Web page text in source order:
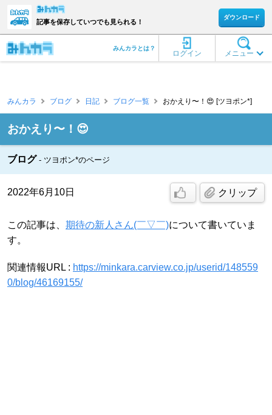
記事を保存していつでも見られる！
ダウンロード
メニュー
ログイン
みんカラとは？
みんカラ ブログ 日記 ブログ一覧 おかえり〜！😍 [ツヨポン*]
おかえり〜！😍
ブログ ツヨポン*のページ
2022年6月10日 クリップ
この記事は、 期待の新人さん(￣▽￣)について書いていま
す。
関連情報URL : https://minkara.carview.co.jp/userid/148559
0/blog/46169155/